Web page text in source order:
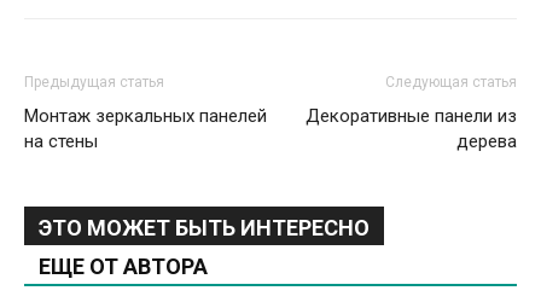
Предыдущая статья
Монтаж зеркальных панелей
на стены
Следующая статья
Декоративные панели из
дерева
ЭТО МОЖЕТ БЫТЬ ИНТЕРЕСНО
ЕЩЕ ОТ АВТОРА